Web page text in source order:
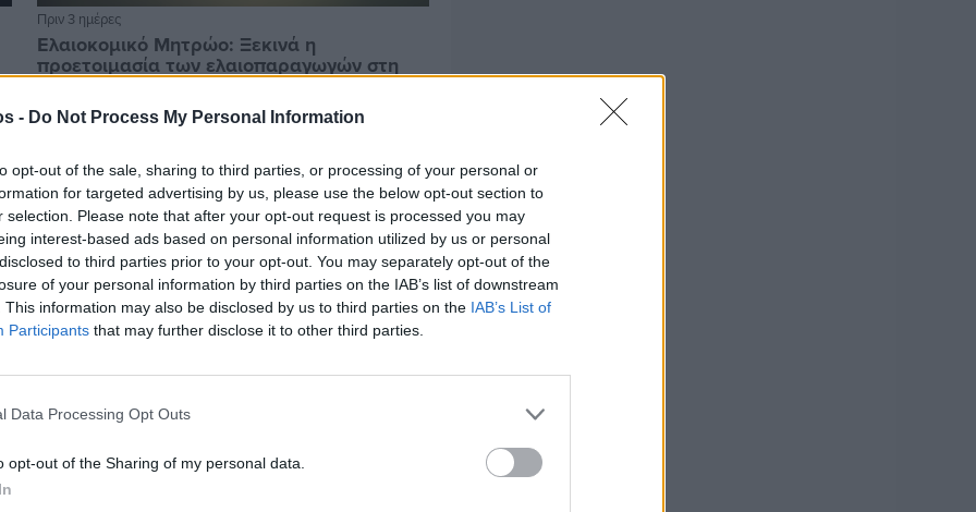
- Do Not Process My Personal Information
opt-out of the sale, sharing to third parties, or processing of your personal or
for targeted advertising by us, please use the below opt-out section to
selection. Please note that after your opt-out request is processed you may
interest-based ads based on personal information utilized by us or personal
to third parties prior to your opt-out. You may separately opt-out of the
of your personal information by third parties on the IAB’s list of downstream
This information may also be disclosed by us to third parties on the IAB’s List of
Participants that may further disclose it to other third parties.
Data Processing Opt Outs
opt-out of the Sharing of my personal data.
Πριν 3 ημέρες
Ελαιοκομικό Μητρώο: Ξεκινά η
προετοιμασία των ελαιοπαραγωγών στη
Χίο
Αδειάζουν τα νησιά – Το δημογραφικό στο
«κόκκινο»